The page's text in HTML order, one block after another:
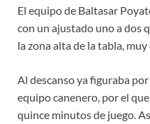
El equipo de Baltasar
con un ajustado uno a dos
la zona alta de la tabla, muy
Al descanso ya figuraba
equipo canenero, por el
quince minutos de juego.